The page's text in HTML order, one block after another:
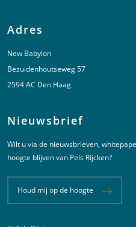
Adres
New Babylon
Bezuidenhoutseweg 57
2594 AC Den Haag
Nieuwsbrief
Wilt u via de nieuwsbrieven,
hoogte blijven van Pels Rijcken?
Houd mij op de hoogte